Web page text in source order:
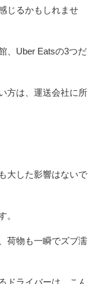
じるかもしれませ
、Uber Eatsの3つだ
方は、運送会社に所
大した影響はないで
。
荷物も一瞬でズブ濡
ドライバーは、こん